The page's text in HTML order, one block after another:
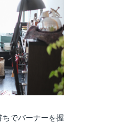
でバーナーを握